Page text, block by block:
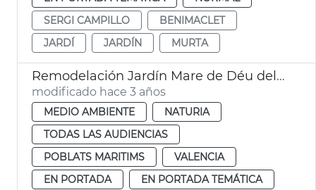
SERGI CAMPILLO
BENIMACLET
JARDÍ
JARDÍN MURTA
Remodelación Jardín Mare de Déu del Castell
modificado hace 3 años
MEDIO AMBIENTE
NATURIA
TODAS LAS AUDIENCIAS
POBLATS MARITIMS
VALENCIA
EN PORTADA
EN PORTADA TEMÁTICA